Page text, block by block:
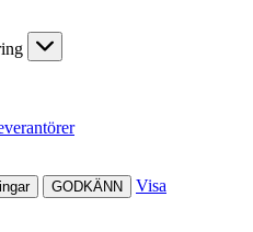
GODKÄNN
Visa